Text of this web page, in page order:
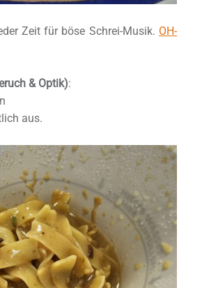
Zeit für böse Schrei-Musik. OH-
& Optik):
aus.